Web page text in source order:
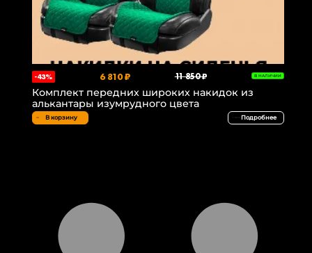
-43% 6 810 ₽ 11 850 ₽ В НАЛИЧИИ
Комплект передних широких накидок из
алькантары изумрудного цвета
В корзину Подробнее